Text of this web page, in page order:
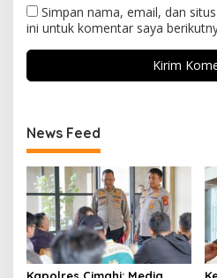
Simpan nama, email, dan
ini untuk komentar saya
News Feed